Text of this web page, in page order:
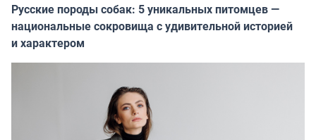
Русские породы собак: 5 уникальных питомцев —
национальные сокровища с удивительной историей
и характером